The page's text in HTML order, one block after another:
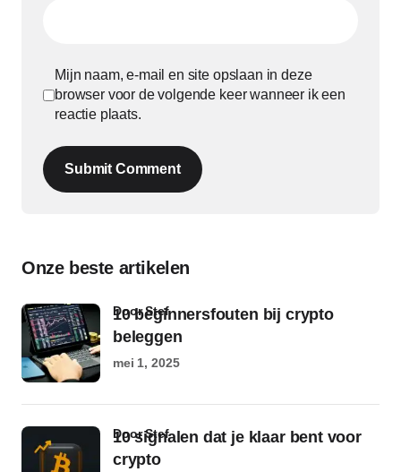
Mijn naam, e-mail en site opslaan in deze
browser voor de volgende keer wanneer ik een
reactie plaats.
Submit Comment
Onze beste artikelen
10 beginnersfouten bij crypto
beleggen
door Stef
mei 1, 2025
10 signalen dat je klaar bent voor
crypto
door Stef